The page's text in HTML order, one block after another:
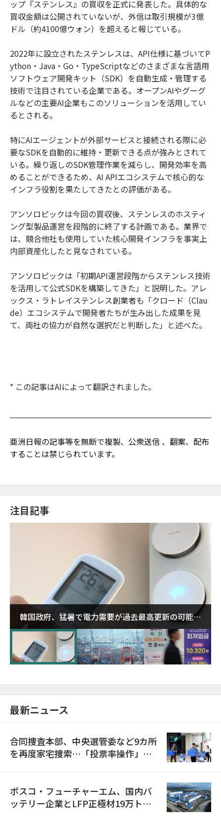
ップ『ステンレス』の買収を正式に発表した。具体的な
買収金額は公開されていないが、外信は取引規模が3億
ドル（約4100億ウォン）を超えると報じている。
2022年に設立されたステンレスは、API仕様に基づいてP
ython・Java・Go・TypeScriptなどのさまざまな言語用
ソフトウェア開発キット（SDK）を自動生成・管理する
技術で注目されている企業である。オープンAIやグーグ
ルなどの主要AI企業もこのソリューションを活用してい
るとされる。
特にAIエージェントが外部サービスと接続される際に必
要なSDKを自動的に維持・更新できる点が強みとされて
いる。繰り返しのSDK管理作業を減らし、開発効率を高
めることができるため、AI APIエコシステムで核心的な
インフラ役割を果たしてきたとの評価がある。
アンソロピックは今回の買収後、ステンレスのホスティ
ング型製品運営を段階的に終了する計画である。業界で
は、競合他社も使用していた核心開発インフラを事実上
内部資産化したと見なされている。
アンソロピックは「初期API運営段階からステンレス技術
を活用して公式SDKを構築してきた」と説明した。アレ
ックス・ラトレイステンレス創業者も「クロード（Clau
de）エコシステムで開発者たちが生み出した成果を見
て、両社の協力が自然な選択だと判断した」と述べた。
* この記事はAIによって翻訳されました。
亜洲日報の記事等を無断で複製、公衆送信 、翻案、配布
することは禁じられています。
注目記事
韓国政府、猛暑で電力需要が過去最高更新の可能性
に需給対応体制を点検
最新ニュース
合同捜査本部、中央選管委など9カ所
を再度家宅捜索…「投票率操作」の
ポスコ・フューチャーエム、国内バ
ッテリー企業とLFP正極材19万トン